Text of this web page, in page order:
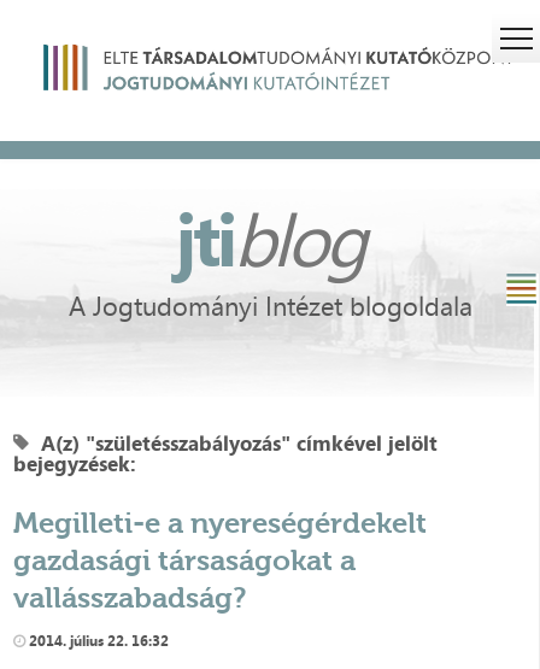
jtiblog
A Jogtudományi Intézet blogoldala
A(z) "születésszabályozás" címkével jelölt
bejegyzések:
Megilleti-e a nyereségérdekelt
gazdasági társaságokat a
vallásszabadság?
2014. július 22. 16:32